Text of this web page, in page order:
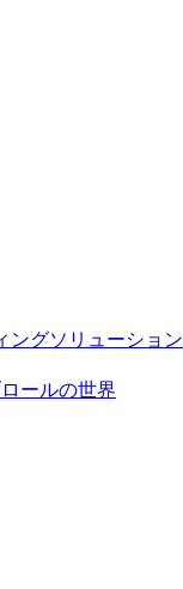
ングソリューション
ールの世界